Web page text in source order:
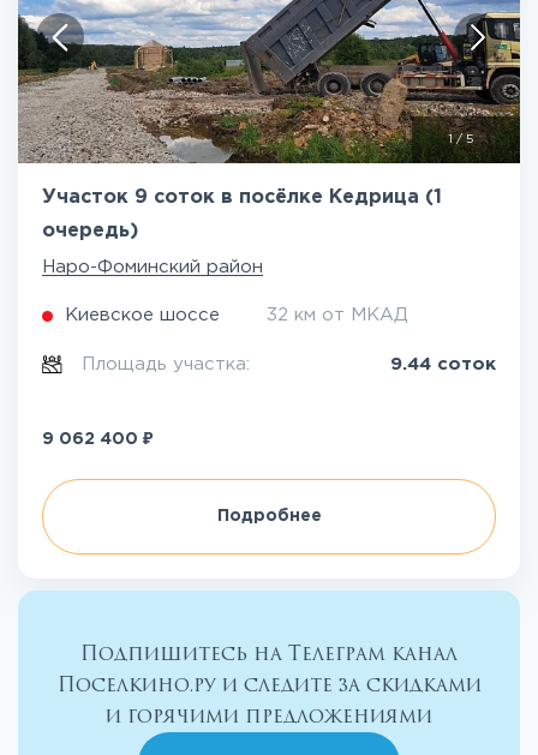
1/5
Участок 9 соток в посёлке Кедрица (1
очередь)
Наро-Фоминский район
Киевское шоссе 32 км от МКАД
Площадь участка: 9.44 соток
9 062 400 ₽
Подробнее
Подпишитесь на Телеграм канал
Поселкино.ру и следите за скидками
и горячими предложениями